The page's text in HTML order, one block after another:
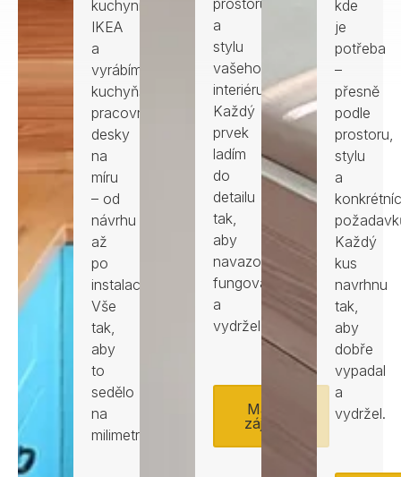
kuchyní
IKEA
a
vyrábím
kuchyňské
pracovní
desky
na
míru
– od
návrhu
až
po
instalaci.
Vše
tak,
aby
to
sedělo
na
milimetr.
a
stylu
vašeho
interiéru.
Každý
prvek
ladím
do
detailu
tak,
aby
navazoval,
fungoval
a
vydržel.
Mám
zájem
kde
je
potřeba
–
přesně
podle
prostoru,
stylu
a
Každý
kus
navrhnu
tak,
aby
dobře
vypadal
a
vydržel.